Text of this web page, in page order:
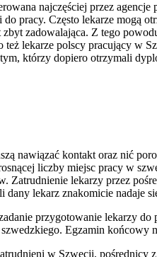
najczęściej przez
pracy. Często lekarze mogą
zadowalająca. Z tego
też lekarze polscy pracujący w
którzy dopiero otrzymali
nawiązać kontakt oraz nić
liczby miejsc pracy w
Zatrudnienie lekarzy przez
dany lekarz znakomicie nadaje
przygotowanie lekarzy
Egzamin
w Szwecji, pośrednicy